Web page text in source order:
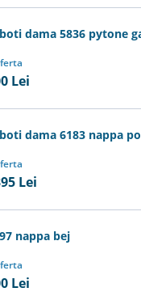
dama 5836 pytone
Lei
dama 6183 nappa
Lei
nappa bej
Lei